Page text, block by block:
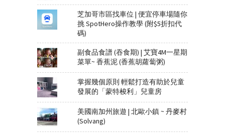
芝加哥市區找車位 | 便宜停車場隨你
挑 SpotHero操作教學 (附$5折扣代
碼)
副食品食譜 (吞食期) | 艾寶4M一星期
菜單~ 香蕉泥 (香蕉胡蘿蔔粥)
掌握幾個原則 輕鬆打造有助於兒童
發展的「蒙特梭利」兒童房
美國南加州旅遊 | 北歐小鎮 ~ 丹麥村
(Solvang)